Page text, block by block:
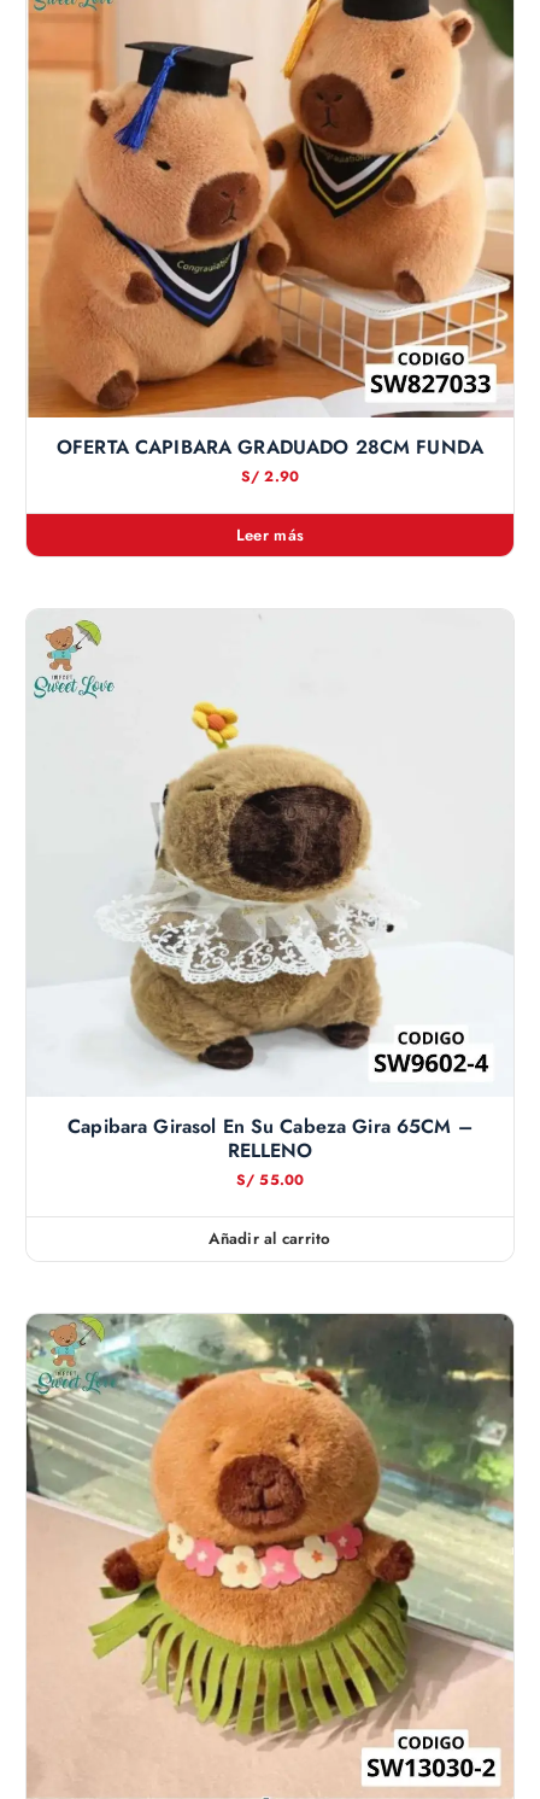
OFERTA CAPIBARA GRADUADO 28CM FUNDA
S/ 2.90
Leer más
Capibara Girasol En Su Cabeza Gira 65CM –
RELLENO
S/ 55.00
Añadir al carrito